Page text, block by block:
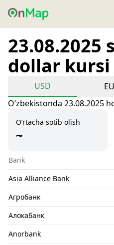
23.08.2025
dollar kursi
USD
Oʻzbekistonda 23.08.2025
O‘rtacha sotib olish
~
Bank
Asia Alliance Bank
Агробанк
Алокабанк
Anorbank